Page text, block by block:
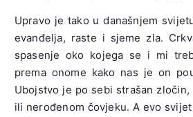
Upravo je tako u današnjem
evanđelja, raste i sjeme zla.
spasenje oko kojega se i mi
prema onome kako nas je on
Ubojstvo je po sebi strašan
ili nerođenom čovjeku. A evo